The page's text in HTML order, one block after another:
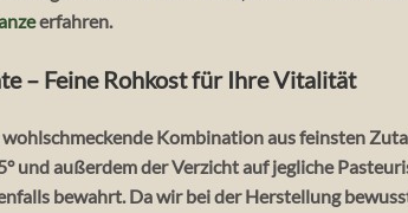
erfahren.
– Feine Rohkost für Ihre Vitalität
Kombination aus feinsten
und außerdem der Verzicht auf jegliche
bewahrt. Da wir bei der Herstellung